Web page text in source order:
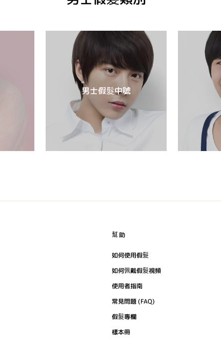
男士假髮中號
幫助
如何使用假髮
如何佩戴假髮視頻
使用者指南
常見問題 (FAQ)
假髮專欄
樣本冊